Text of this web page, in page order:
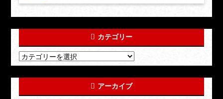
カテゴリー
アーカイブ